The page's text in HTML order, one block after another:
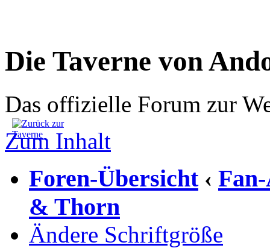
Die Taverne von
Das offizielle Forum zur
Zum Inhalt
Foren-Übersicht ‹
& Thorn
Ändere Schriftgröße